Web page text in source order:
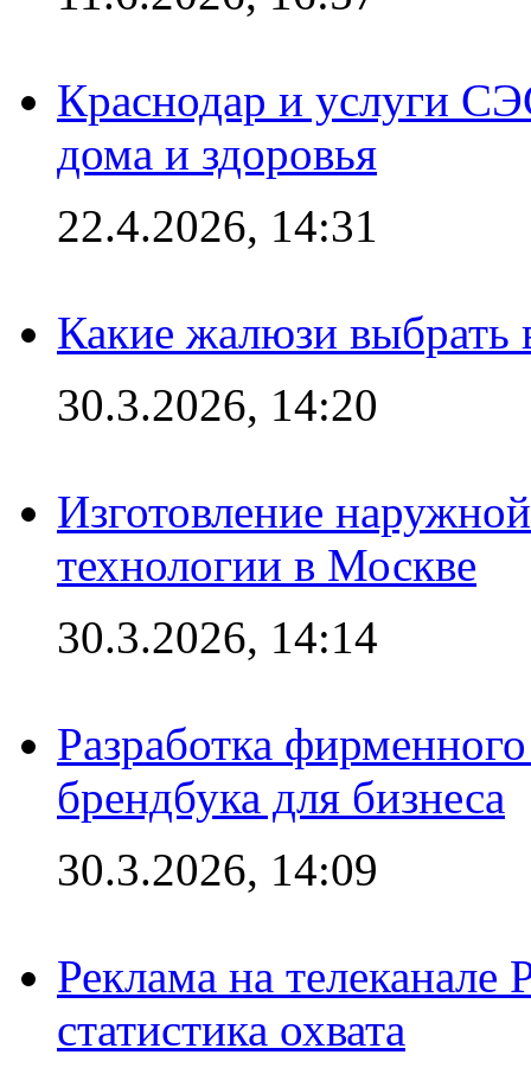
Краснодар и услуги
дома и здоровья
22.4.2026, 14:31
Какие жалюзи выбрать
30.3.2026, 14:20
Изготовление
технологии в Москве
30.3.2026, 14:14
Разработка
брендбука для бизнеса
30.3.2026, 14:09
Реклама на
статистика охвата